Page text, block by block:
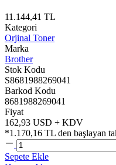
11.144,41 TL
Kategori
Orjinal Toner
Marka
Brother
Stok Kodu
S8681988269041
Barkod Kodu
8681988269041
Fiyat
162,93 USD + KDV
*1.170,16 TL den başlayan
Sepete Ekle